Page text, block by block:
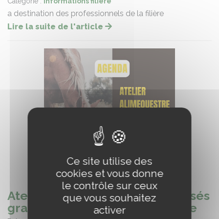
a destination des professionnels de la filière
Lire la suite de l'article
Ateliers Alim'Equestre : organisés
gratuitement en Saône et Loire
Ce site utilise des
cookies et vous donne
le contrôle sur ceux
que vous souhaitez
activer